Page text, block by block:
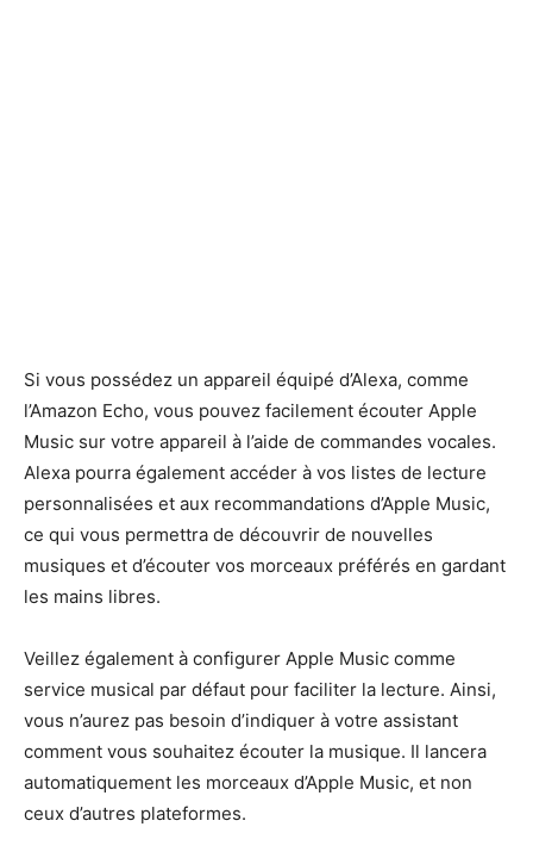
Si vous possédez un appareil équipé d’Alexa, comme
l’Amazon Echo, vous pouvez facilement écouter Apple
Music sur votre appareil à l’aide de commandes vocales.
Alexa pourra également accéder à vos listes de lecture
personnalisées et aux recommandations d’Apple Music,
ce qui vous permettra de découvrir de nouvelles
musiques et d’écouter vos morceaux préférés en gardant
les mains libres.
Veillez également à configurer Apple Music comme
service musical par défaut pour faciliter la lecture. Ainsi,
vous n’aurez pas besoin d’indiquer à votre assistant
comment vous souhaitez écouter la musique. Il lancera
automatiquement les morceaux d’Apple Music, et non
ceux d’autres plateformes.